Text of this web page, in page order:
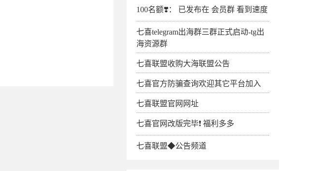
100名额❣️： 已发布在 会员群 看到速度
七喜telegram出海群三群正式启动-tg出
海资源群
七喜联盟收购大海联盟公告
七喜官方防骗查询欢迎其它平台加入
七喜联盟官网网址
七喜官网改版完毕❗️ 福利多多
七喜联盟◆公告频道